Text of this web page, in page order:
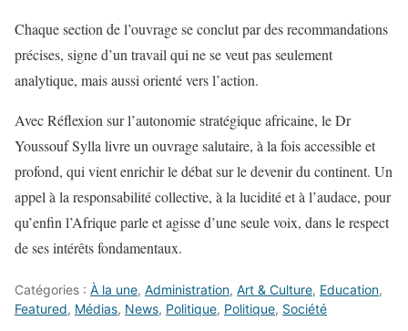
Chaque section de l’ouvrage se conclut par des recommandations
précises, signe d’un travail qui ne se veut pas seulement
analytique, mais aussi orienté vers l’action.
Avec Réflexion sur l’autonomie stratégique africaine, le Dr
Youssouf Sylla livre un ouvrage salutaire, à la fois accessible et
profond, qui vient enrichir le débat sur le devenir du continent. Un
appel à la responsabilité collective, à la lucidité et à l’audace, pour
qu’enfin l’Afrique parle et agisse d’une seule voix, dans le respect
de ses intérêts fondamentaux.
Catégories : À la une, Administration, Art & Culture, Education,
Featured, Médias, News, Politique, Politique, Société